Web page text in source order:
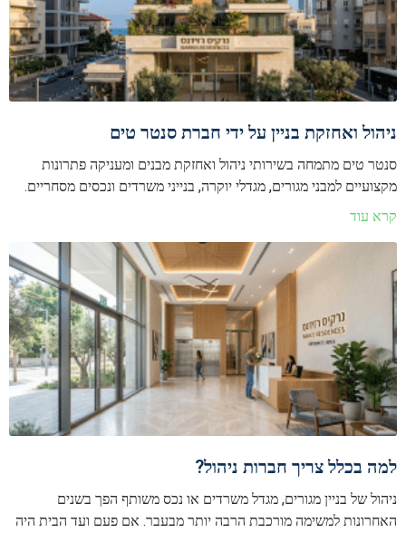
ניהול ואחזקת בניין על ידי חברת סנטר טים
סנטר טים מתמחה בשירותי ניהול ואחזקת מבנים ומעניקה פתרונות
מקצועיים למבני מגורים, מגדלי יוקרה, בנייני משרדים ונכסים מסחריים.
קרא עוד
למה בכלל צריך חברות ניהול?
ניהול של בניין מגורים, מגדל משרדים או נכס משותף הפך בשנים
האחרונות למשימה מורכבת הרבה יותר מבעבר. אם פעם ועד הבית היה